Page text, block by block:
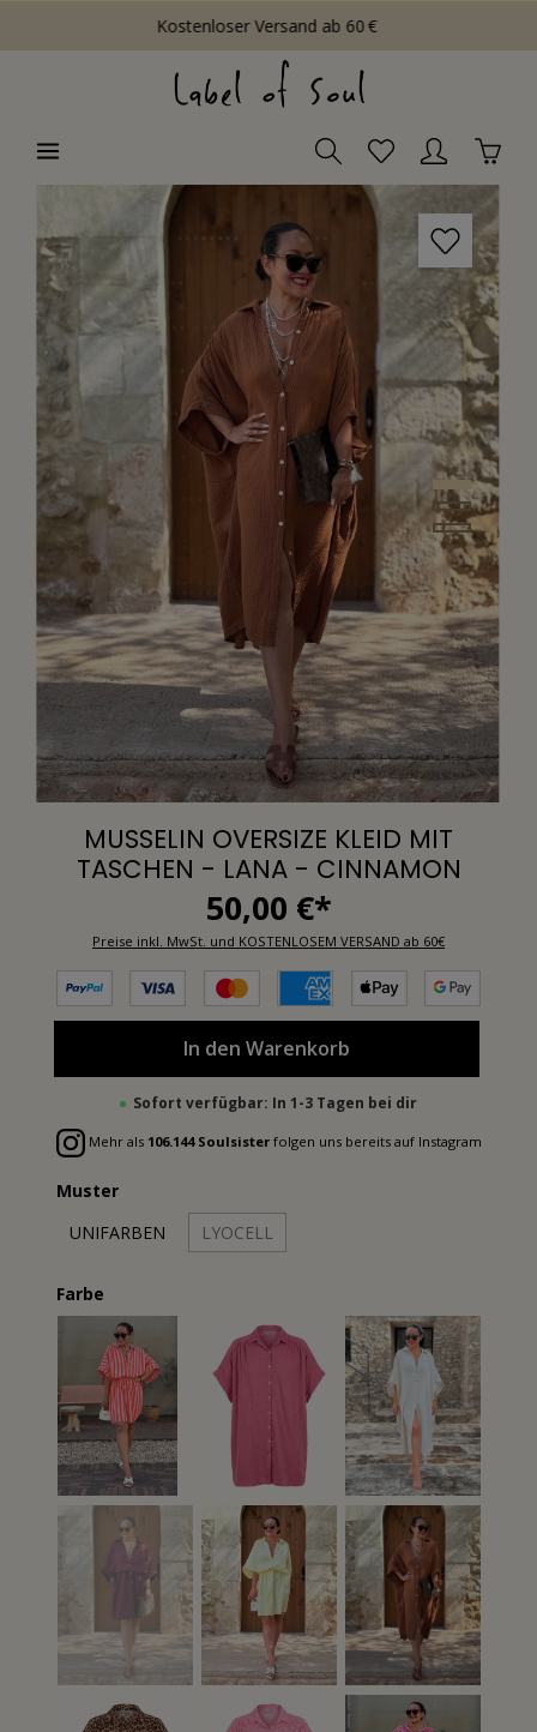
Kostenloser Versand ab 60 €
MUSSELIN OVERSIZE KLEID MIT
TASCHEN - LANA - CINNAMON
50,00 €*
Preise inkl. MwSt. und KOSTENLOSEM VERSAND ab 60€
In den Warenkorb
Sofort verfügbar: In 1-3 Tagen bei dir
Mehr als 106.144 Soulsisterfolgen uns bereits auf Instagram
Muster
UNIFARBEN
LYOCELL
Farbe